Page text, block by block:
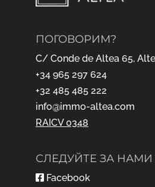
ПОГОВОРИМ?
C/ Conde de Altea 65,
+34 965 297 624
+32 485 485 222
info@immo-altea.com
RAICV 0348
СЛЕДУЙТЕ ЗА НАМИ
Facebook